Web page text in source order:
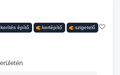
kerítés építő kertépítő szigetelő